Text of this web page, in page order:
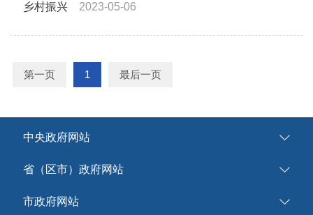
乡村振兴
2023-05-06
第一页 1 最后一页
中央政府网站
省（区市）政府网站
市政府网站